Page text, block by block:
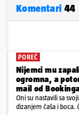
Komentari 44
POREČ
Nijemci mu
ogromna, a
mail od
Oni su nastavili sa
dizanjem čaša i boca.